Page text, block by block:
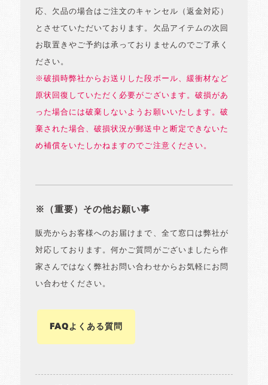
応、欠品の場合はご注文のキャンセル（返金対応）
とさせていただいております。欠品アイテムの次回
お取置きやご予約は承っておりませんのでご了承く
ださい。
※破損時弊社からお送りした段ボール、緩衝材など
原状回復していただく必要がございます。破損があ
った場合には破棄しないようお願いいたします。破
棄された場合、破損状況が郵送中と断定できないた
め補償をいたしかねますのでご注意ください。
※（重要）その他お願い事
販売からお客様へのお届けまで、全て窓口は弊社が
対応しております。何かご質問がございましたら作
家さんではなく弊社お問い合わせからお気軽にお問
い合わせください。
FAQよくある質問